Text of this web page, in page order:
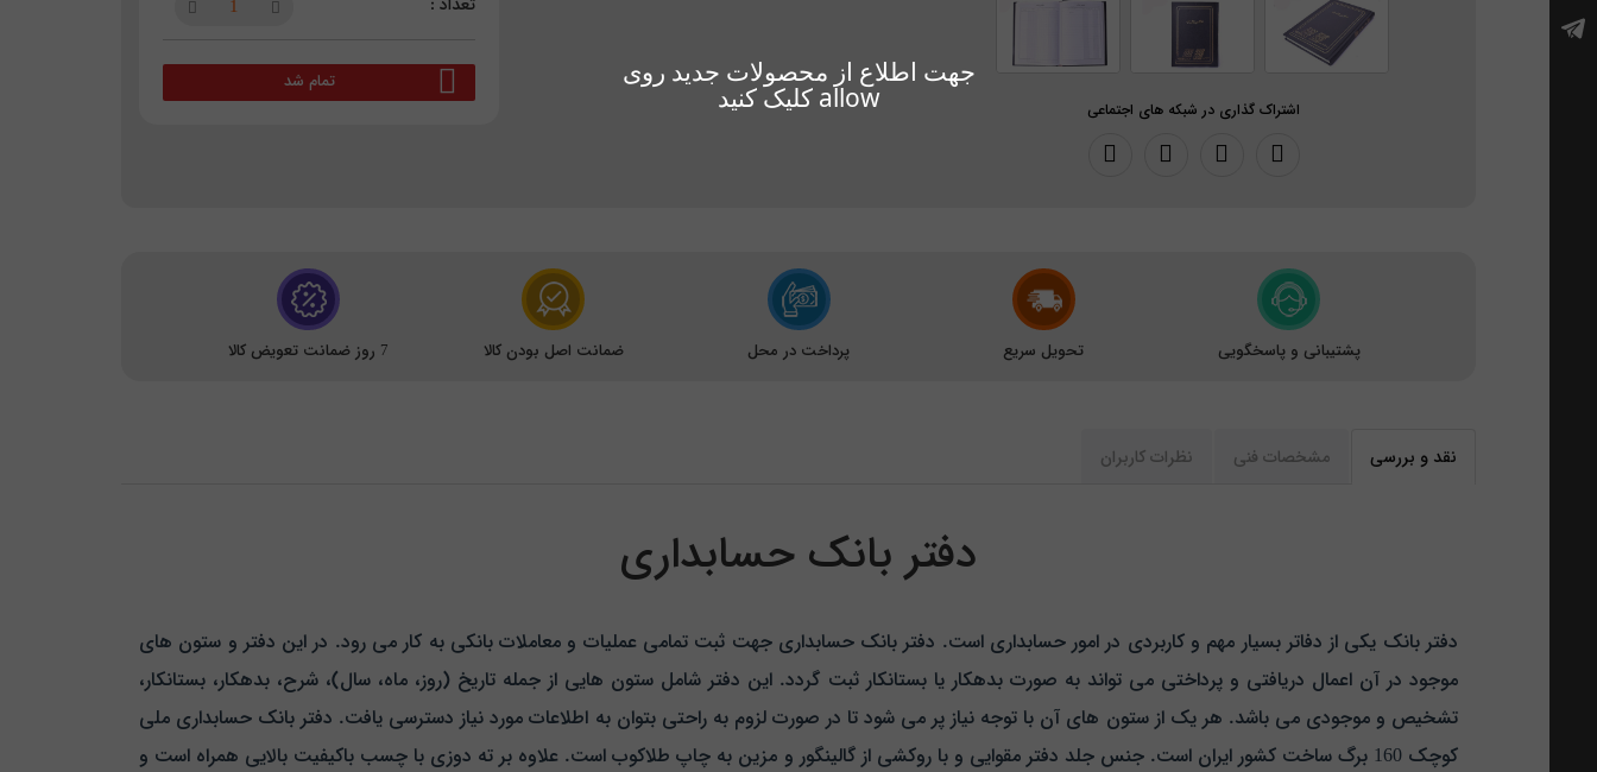
جهت اطلاع از محصولات جدید روی
allow کلیک کنید اشتراک گذاری در شبکه های اجتماعی
تمام شد
پشتیبانی و پاسخگویی تحویل سریع پرداخت در محل ضمانت اصل بودن کالا 7 روز ضمانت تعویض کالا
نقد و بررسی مشخصات فنی نظرات کاربران
دفتر بانک حسابداری
دفتر بانک یکی از دفاتر بسیار مهم و کاربردی در امور حسابداری است. دفتر بانک حسابداری جهت ثبت تمامی عملیات و معاملات بانکی به کار می رود. در این دفتر و ستون های
موجود در آن اعمال دریافتی و پرداختی می تواند به صورت بدهکار یا بستانکار ثبت گردد. این دفتر شامل ستون هایی از جمله تاریخ (روز، ماه، سال)، شرح، بدهکار، بستانکار،
تشخیص و موجودی می باشد. هر یک از ستون های آن با توجه نیاز پر می شود تا در صورت لزوم به راحتی بتوان به اطلاعات مورد نیاز دسترسی یافت. دفتر بانک حسابداری ملی
کوچک 160 برگ ساخت کشور ایران است. جنس جلد دفتر مقوایی و با روکشی از گالینگور و مزین به چاپ طلاکوب است. علاوه بر ته دوزی با چسب باکیفیت بالایی همراه است و